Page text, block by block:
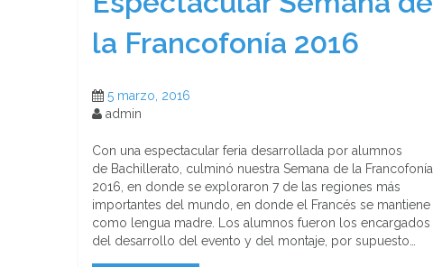
la Francofonía 2016
5 marzo, 2016
admin
Con una espectacular feria desarrollada por alumnos
de Bachillerato, culminó nuestra Semana de la Francofonía
2016, en donde se exploraron 7 de las regiones más
importantes del mundo, en donde el Francés se mantiene
como lengua madre. Los alumnos fueron los encargados
del desarrollo del evento y del montaje, por supuesto…